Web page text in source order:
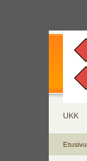
UKK
Etusivu